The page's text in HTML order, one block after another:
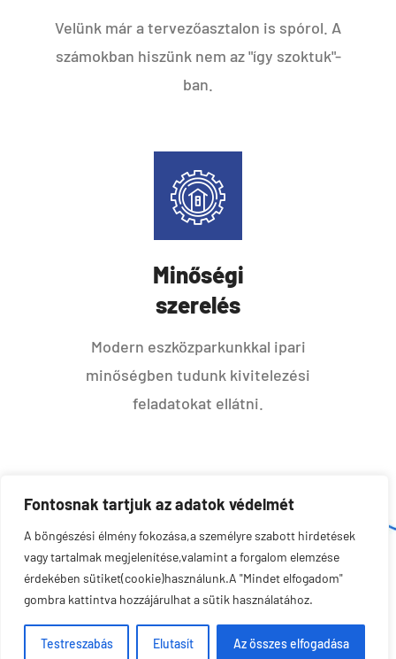
Fontosnak tartjuk az adatok védelmét
A böngészési élmény fokozása,a személyre szabott hirdetések
vagy tartalmak megjelenítése,valamint a forgalom elemzése
érdekében sütiket(cookie)használunk.A "Mindet elfogadom"
gombra kattintva hozzájárulhat a sütik használatához.
Testreszabás Elutasít Az összes elfogadása
Velünk már a tervezőasztalon is spórol. A
számokban hiszünk nem az "így szoktuk"-
ban.
Minőségi
szerelés
Modern eszközparkunkkal ipari
minőségben tudunk kivitelezési
feladatokat ellátni.
Szmatona Kft. © minden jog fenntartva 2026.
imPRession Marketing